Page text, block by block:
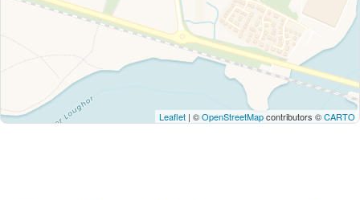
Leaflet | ©OpenStreetMapcontributors ©CARTO